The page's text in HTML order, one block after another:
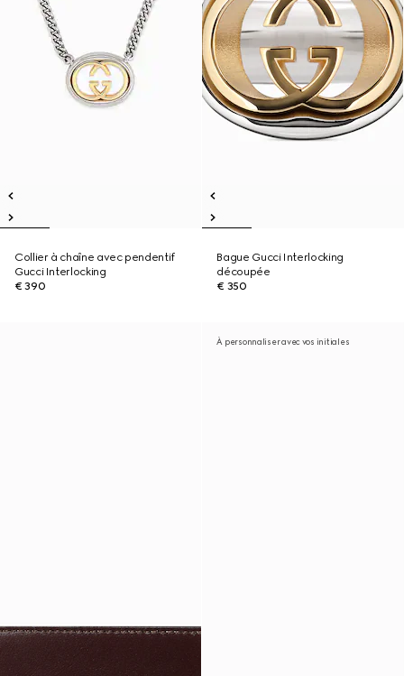
Collier à chaîne avec pendentif
Gucci Interlocking
€ 390
Bague Gucci Interlocking
découpée
€ 350
À personnaliser avec vos initiales